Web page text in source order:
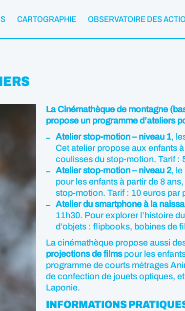
CARTOGRAPHIE OBSERVATOIRE DES
LaCinémathèque de montagne
propose un programme d’ateliers
Atelier stop-motion – niveau 1,
Cet atelier propose aux enfants
coulisses du stop-motion. Tarif :
Atelier stop-motion – niveau 2, le
pour les enfants à partir de 8
stop-motion. Tarif : 10 euros par
Atelier du smartphone à la
11h30. Pour explorer l’histoire
d’objets : flipbooks, bobines de
La cinémathèque propose aussi
projections de filmspour les
programme de courts métrages
de confection de jouets optiques,
Laponie.
INFORMATIONS